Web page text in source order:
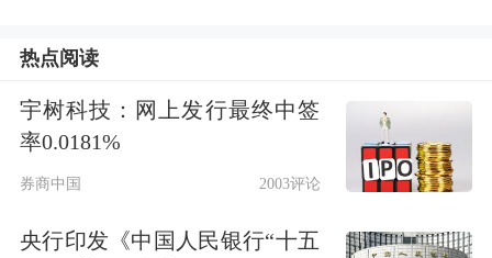
热点阅读
宇树科技：网上发行最终中签
率0.0181%
券商中国 2003评论
央行印发《中国人民银行“十五